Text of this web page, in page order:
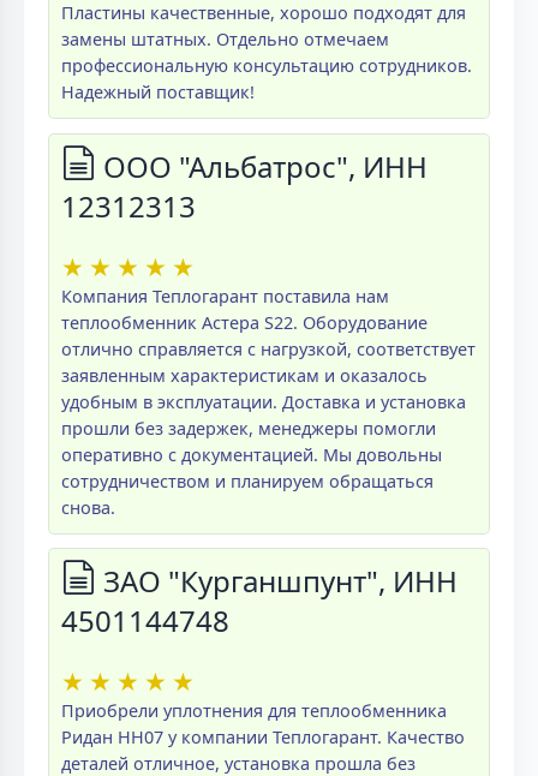
Пластины качественные, хорошо подходят для
замены штатных. Отдельно отмечаем
профессиональную консультацию сотрудников.
Надежный поставщик!
ООО "Альбатрос", ИНН
12312313
★ ★ ★ ★ ★
Компания Теплогарант поставила нам
теплообменник Астера S22. Оборудование
отлично справляется с нагрузкой, соответствует
заявленным характеристикам и оказалось
удобным в эксплуатации. Доставка и установка
прошли без задержек, менеджеры помогли
оперативно с документацией. Мы довольны
сотрудничеством и планируем обращаться
снова.
ЗАО "Курганшпунт", ИНН
4501144748
★ ★ ★ ★ ★
Приобрели уплотнения для теплообменника
Ридан НН07 у компании Теплогарант. Качество
деталей отличное, установка прошла без